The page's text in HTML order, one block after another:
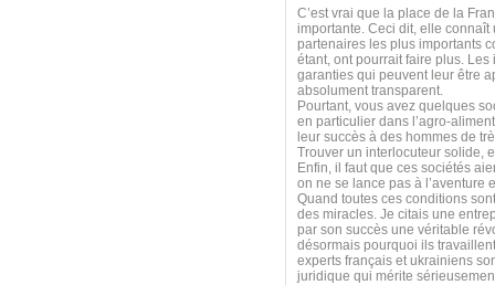
C’est vrai que la place de la
importante. Ceci dit, elle
partenaires les plus importants
étant, ont pourrait faire plus.
garanties qui peuvent leur être
absolument transparent.
Pourtant, vous avez quelques
en particulier dans l’agro-
leur succès à des hommes de
Trouver un interlocuteur solide,
Enfin, il faut que ces sociétés
on ne se lance pas à l’aventure
Quand toutes ces conditions
des miracles. Je citais une
par son succès une véritable
désormais pourquoi ils
experts français et ukrainiens
juridique qui mérite